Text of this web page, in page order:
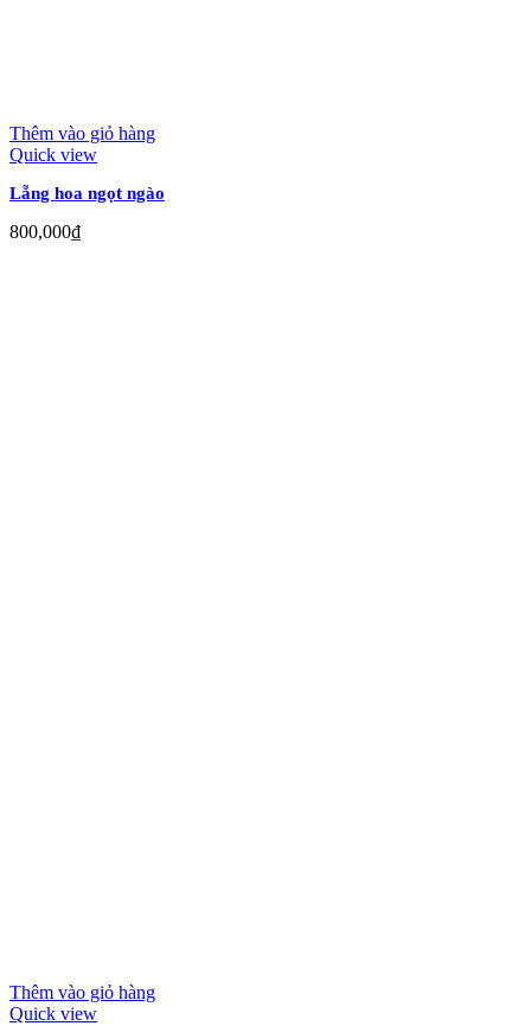
Thêm vào giỏ hàng
Quick view
Lẵng hoa ngọt ngào
800,000₫
Thêm vào giỏ hàng
Quick view